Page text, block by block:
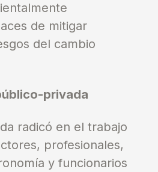
de mitigar
del cambio
privada
radicó en el trabajo
profesionales,
y funcionarios